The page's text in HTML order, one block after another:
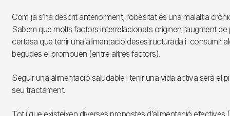
Com ja s’ha descrit anteriorment, l’obesitat és una malaltia
Sabem que molts factors interrelacionats originen l’augment de
certesa que tenir una alimentació desestructurada i consumir
begudes el promouen (entre altres factors).
Seguir una alimentació saludable i tenir una vida activa serà el
seu tractament.